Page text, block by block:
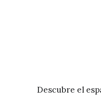
Descubre el